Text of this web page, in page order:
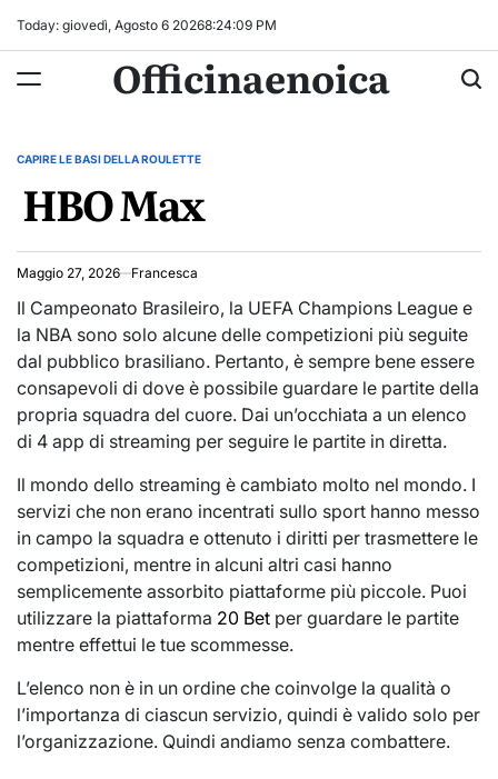
Today: giovedì, Agosto 6 20268:24:09 PM
Officinaenoica
POSTED
CAPIRE LE BASI DELLA ROULETTE
HBO Max
Maggio 27, 2026 Francesca
Il Campeonato Brasileiro, la UEFA Champions League e
la NBA sono solo alcune delle competizioni più seguite
dal pubblico brasiliano. Pertanto, è sempre bene essere
consapevoli di dove è possibile guardare le partite della
propria squadra del cuore. Dai un’occhiata a un elenco
di 4 app di streaming per seguire le partite in diretta.
Il mondo dello streaming è cambiato molto nel mondo. I
servizi che non erano incentrati sullo sport hanno messo
in campo la squadra e ottenuto i diritti per trasmettere le
competizioni, mentre in alcuni altri casi hanno
semplicemente assorbito piattaforme più piccole. Puoi
utilizzare la piattaforma 20 Bet per guardare le partite
mentre effettui le tue scommesse.
L’elenco non è in un ordine che coinvolge la qualità o
l’importanza di ciascun servizio, quindi è valido solo per
l’organizzazione. Quindi andiamo senza combattere.